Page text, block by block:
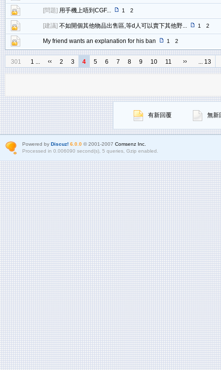
[問題] 用手機上唔到CGF... 1 2
[建議] 不如開個其他物品出售區,等d人可以賣下其他野... 1 2
My friend wants an explanation for his ban 1 2
301 1 ... ‹‹ 2 3 4 5 6 7 8 9 10 11 ›› ... 13
有新回覆 無新
Powered by Discuz! 6.0.0© 2001-2007 Comsenz Inc.
Processed in 0.006090 second(s), 5 queries, Gzip enabled.